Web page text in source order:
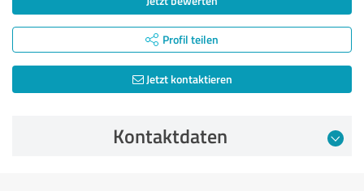
Profil teilen
Jetzt kontaktieren
Kontaktdaten